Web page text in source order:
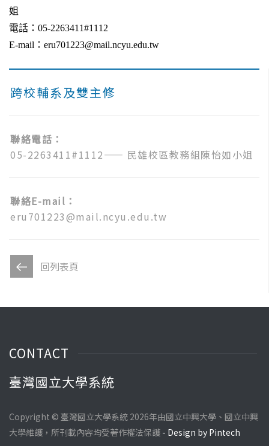
跨校輔系及雙主修
聯絡電話：
05-2263411#1112—— 民雄校區教務組陳怡如小姐
聯絡E-mail：
eru701223@mail.ncyu.edu.tw
回列表頁
姐
電話：05-2263411#1112
E-mail：eru701223@mail.ncyu.edu.tw
CONTACT
臺灣國立大學系統
Copyright © 臺灣國立大學系統 2026年由國立中興大學、國立中興
大學維護，所刊載內容均受著作權法保護 - Design by Pintech